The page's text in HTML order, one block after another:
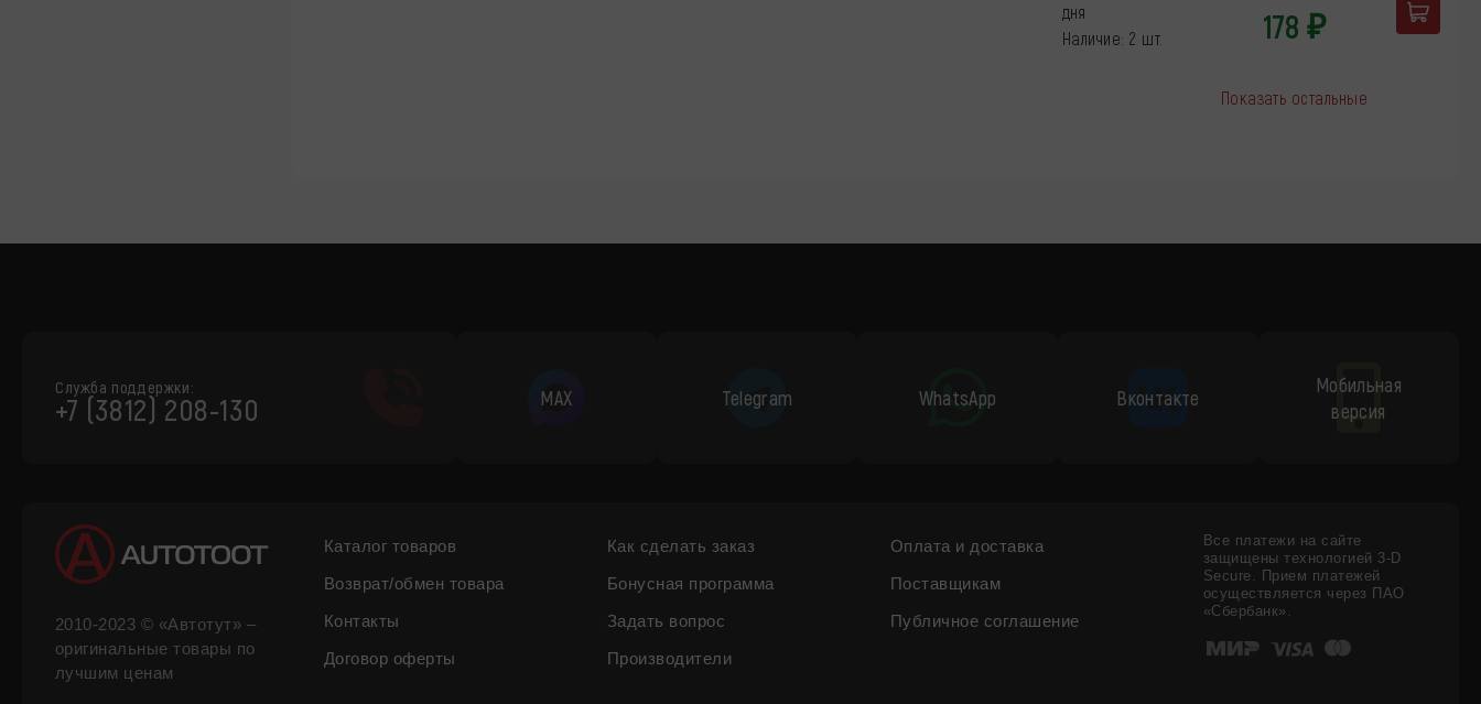
дня
Наличие: 2 шт.
178 ₽
Показать остальные
Служба поддержки:
+7 (3812) 208-130 MAX Telegram WhatsApp Вконтакте
Мобильная
версия
2010-2023 © «Автотут» –
оригинальные товары по
лучшим ценам
Каталог товаров Как сделать заказ
Оплата и доставка
Возврат/обмен товара
Бонусная программа
Поставщикам
Контакты
Задать вопрос
Публичное соглашение
Договор оферты
Производители
Все платежи на сайте
защищены технологией 3-D
Secure. Прием платежей
осуществляется через ПАО
«Сбербанк».